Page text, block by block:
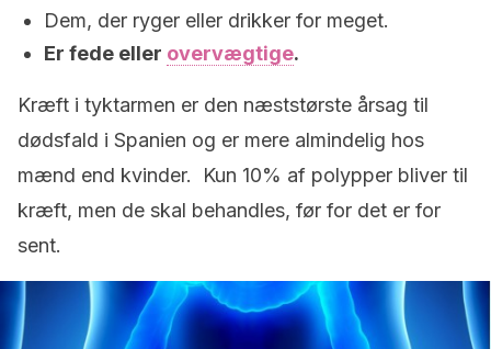
Dem, der ryger eller drikker for meget.
Er fede eller overvægtige.
Kræft i tyktarmen er den næststørste årsag til
dødsfald i Spanien og er mere almindelig hos
mænd end kvinder. Kun 10% af polypper bliver til
kræft, men de skal behandles, før for det er for
sent.